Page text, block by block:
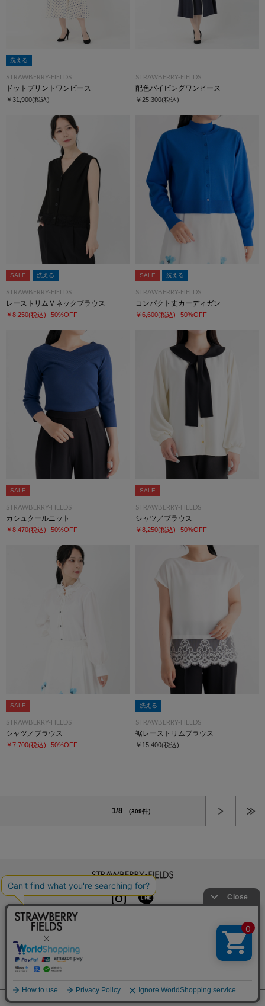
洗える
STRAWBERRY-FIELDS
ドットプリントワンピース
￥31,900(税込)
STRAWBERRY-FIELDS
配色パイピングワンピース
￥25,300(税込)
SALE 洗える
STRAWBERRY-FIELDS
レーストリムＶネックブラウス
￥8,250(税込) 50%OFF
SALE 洗える
STRAWBERRY-FIELDS
コンパクト丈カーディガン
￥6,600(税込) 50%OFF
SALE
STRAWBERRY-FIELDS
カシュクールニット
￥8,470(税込) 50%OFF
SALE
STRAWBERRY-FIELDS
シャツ／ブラウス
￥8,250(税込) 50%OFF
SALE
STRAWBERRY-FIELDS
シャツ／ブラウス
￥7,700(税込) 50%OFF
洗える
STRAWBERRY-FIELDS
裾レーストリムブラウス
￥15,400(税込)
1/8 （309件）
INSTAGRAM
LINE
初めての方へ 特定商取引法に基づく表記
プライバシーポリシー 会社概要
採用情報 カレンダーコレクション 店舗一覧